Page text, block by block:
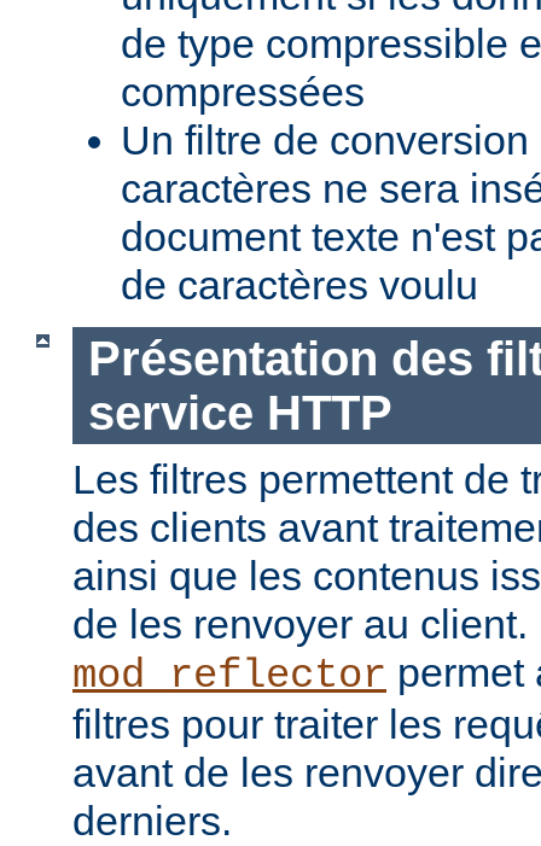
de type compressible
compressées
Un filtre de
caractères ne sera
document texte n'est
de caractères voulu
Présentation des
service HTTP
Les filtres permettent de
des clients avant
ainsi que les contenus
de les renvoyer au
mod_reflector permet
filtres pour traiter les
avant de les renvoyer
derniers.